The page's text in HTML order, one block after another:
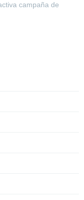
campaña de